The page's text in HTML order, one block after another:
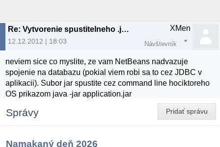
Re: Vytvorenie spustitelneho .jar z Netbeans
12.12.2012 | 18:03
XMen
Návštevník
neviem sice co myslite, ze vam NetBeans nadvazuje
spojenie na databazu (pokial viem robi sa to cez JDBC v
aplikacii). Subor jar spustite cez command line hociktoreho
OS prikazom java -jar application.jar
Pridať správu
Správy
Namakaný deň 2026